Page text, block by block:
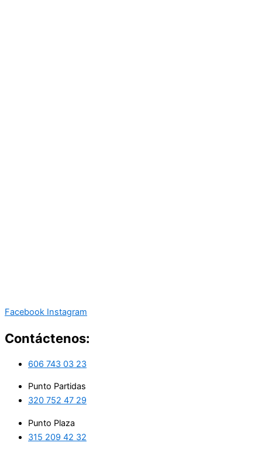
Facebook Instagram
Contáctenos:
606 743 03 23
Punto Partidas
320 752 47 29
Punto Plaza
315 209 42 32